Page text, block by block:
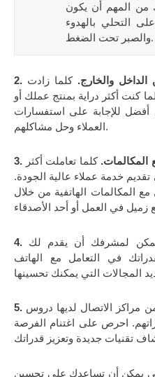
من المهم أن يكون
التحلي بالهدوء
والصبر تحت الضغط.
2. والخارج. كلما زادت
كنت أكثر دراية بمنتج عملك أو
للإجابة على استفسارات
العملاء وحل مشاكلهم.
المكالمات. كلما تعاملت أكثر
خدمة عملاء عالية الجودة.
المكالمات الهاتفية من خلال
لمشرفك أن يقدم لك
في التعامل مع الهاتف
من مراكز الاتصال لديها دروس
احرص على اغتنام الفرصة
يمكن أن تساعدك على تحسين